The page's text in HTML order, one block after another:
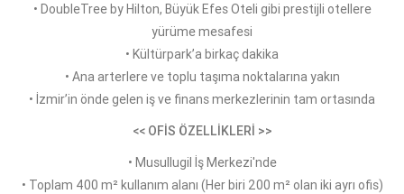
• DoubleTree by Hilton, Büyük Efes Oteli gibi prestijli otellere
yürüme mesafesi
• Kültürpark’a birkaç dakika
• Ana arterlere ve toplu taşıma noktalarına yakın
• İzmir’in önde gelen iş ve finans merkezlerinin tam ortasında
<< OFİS ÖZELLİKLERİ >>
• Musullugil İş Merkezi'nde
• Toplam 400 m² kullanım alanı (Her biri 200 m² olan iki ayrı ofis)